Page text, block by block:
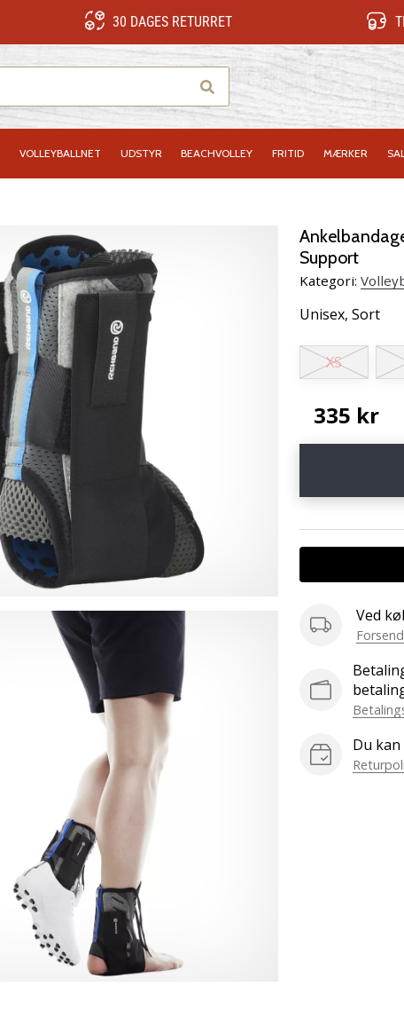
30 DAGES RETURRET
VOLLEYBALLNET UDSTYR BEACHVOLLEY FRITID MÆRKER
Support
Kategori:
Unisex, Sort
XS
335 kr
Ved
Du